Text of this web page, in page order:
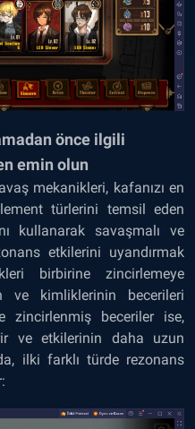
önce ilgili
emin olun
mekanikleri, kafanızı en
türlerini temsil eden
kullanarak savaşmalı ve
etkilerini uyandırmak
birbirine zincirlemeye
ve kimliklerinin becerileri
zincirlenmiş beceriler ise,
ve etkilerinin daha uzun
ilki farklı türde rezonans